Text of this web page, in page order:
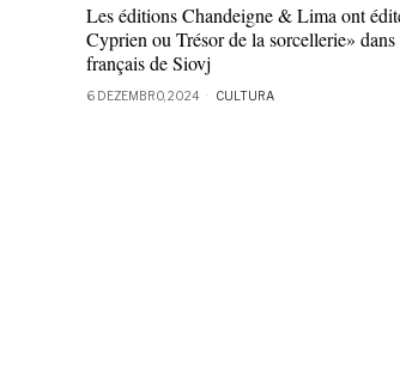
Les éditions Chandeigne & Lima ont
Cyprien ou Trésor de la sorcellerie»
français de Siovj
6 DEZEMBRO, 2024 CULTURA